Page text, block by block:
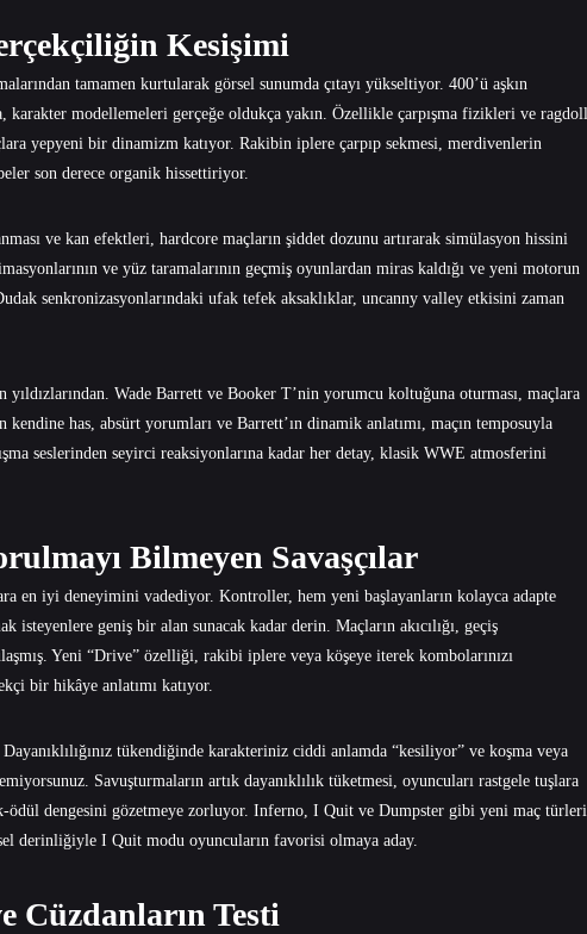
Kesişimi
tamamen kurtularak görsel sunumda çıtayı yükseltiyor. 400’ü aşkın
karakter modellemeleri gerçeğe oldukça yakın. Özellikle çarpışma fizikleri ve ragdoll
yepyeni bir dinamizm katıyor. Rakibin iplere çarpıp sekmesi, merdivenlerin
son derece organik hissettiriyor.
ve kan efektleri, hardcore maçların şiddet dozunu artırarak simülasyon hissini
ve yüz taramalarının geçmiş oyunlardan miras kaldığı ve yeni motorun
senkronizasyonlarındaki ufak tefek aksaklıklar, uncanny valley etkisini zaman
yıldızlarından. Wade Barrett ve Booker T’nin yorumcu koltuğuna oturması, maçlara
has, absürt yorumları ve Barrett’ın dinamik anlatımı, maçın temposuyla
seslerinden seyirci reaksiyonlarına kadar her detay, klasik WWE atmosferini
Bilmeyen Savaşçılar
en iyi deneyimini vadediyor. Kontroller, hem yeni başlayanların kolayca adapte
isteyenlere geniş bir alan sunacak kadar derin. Maçların akıcılığı, geçiş
Yeni “Drive” özelliği, rakibi iplere veya köşeye iterek kombolarınızı
bir hikâye anlatımı katıyor.
tükendiğinde karakteriniz ciddi anlamda “kesiliyor” ve koşma veya
Savuşturmaların artık dayanıklılık tüketmesi, oyuncuları rastgele tuşlara
ödül dengesini gözetmeye zorluyor. Inferno, I Quit ve Dumpster gibi yeni maç türleri
derinliğiyle I Quit modu oyuncuların favorisi olmaya aday.
Cüzdanların Testi